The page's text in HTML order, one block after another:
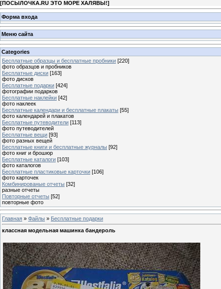
[ПОСЫЛОЧКА.RU ЭТО МОРЕ ХАЛЯВЫ!]
Форма входа
Меню сайта
Categories
Бесплатные образцы и бесплатные пробники [220]
фото образцов и пробников
Бесплатные диски [163]
фото дисков
Бесплатные подарки [424]
фотографии подарков
Бесплатные наклейки [42]
фото наклеек
Бесплатные календари и бесплатные плакаты [55]
фото календарей и плакатов
Бесплатные путеводители [113]
фото путеводителей
Бесплатные вещи [93]
фото разных вещей
Бесплатные книги и бесплатные журналы [92]
фото книг и брошюр
Бесплатные каталоги [103]
фото каталогов
Бесплатные пластиковые карточки [106]
фото карточек
Комбинированые отчеты [32]
разные отчеты
Повторные отчеты [52]
повторные фото
Главная » Файлы » Бесплатные подарки
классная модельная машинка бандероль